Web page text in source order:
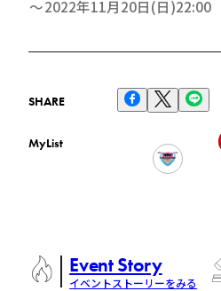
2022年11月20日(日)22:00
SHARE
MyList
Event Story
イベントストーリーをみる